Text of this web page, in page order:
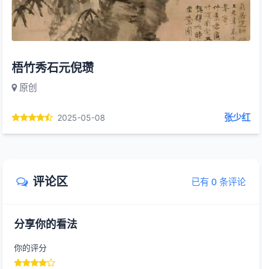
梧竹秀石元倪瓒
原创
2025-05-08 张少红
评论区 已有 0 条评论
分享你的看法
你的评分